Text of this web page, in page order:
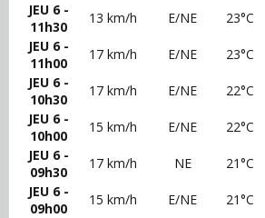
JEU 6 -
11h30
13 km/h E/NE 23°C
JEU 6 -
11h00
17 km/h E/NE 23°C
JEU 6 -
10h30
17 km/h E/NE 22°C
JEU 6 -
10h00
15 km/h E/NE 22°C
JEU 6 -
09h30
17 km/h NE 21°C
JEU 6 -
09h00
15 km/h E/NE 21°C